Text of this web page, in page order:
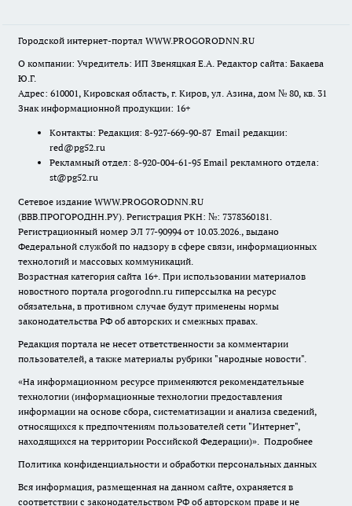
Городской интернет-портал WWW.PROGORODNN.RU
О компании: Учредитель: ИП Звеняцкая Е.А. Редактор сайта: Бакаева
Ю.Г.
Адрес: 610001, Кировская область, г. Киров, ул. Азина, дом № 80, кв. 31
Знак информационной продукции: 16+
Контакты: Редакция: 8-927-669-90-87 Email редакции:
red@pg52.ru
Рекламный отдел: 8-920-004-61-95 Email рекламного отдела:
st@pg52.ru
Сетевое издание WWW.PROGORODNN.RU
(ВВВ.ПРОГОРОДНН.РУ). Регистрация РКН: №: 7378360181.
Регистрационный номер ЭЛ 77-90994 от 10.03.2026., выдано
Федеральной службой по надзору в сфере связи, информационных
технологий и массовых коммуникаций.
Возрастная категория сайта 16+. При использовании материалов
новостного портала progorodnn.ru гиперссылка на ресурс
обязательна, в противном случае будут применены нормы
законодательства РФ об авторских и смежных правах.
Редакция портала не несет ответственности за комментарии
пользователей, а также материалы рубрики "народные новости".
«На информационном ресурсе применяются рекомендательные
технологии (информационные технологии предоставления
информации на основе сбора, систематизации и анализа сведений,
относящихся к предпочтениям пользователей сети "Интернет",
находящихся на территории Российской Федерации)». Подробнее
Политика конфиденциальности и обработки персональных данных
Вся информация, размещенная на данном сайте, охраняется в
соответствии с законодательством РФ об авторском праве и не